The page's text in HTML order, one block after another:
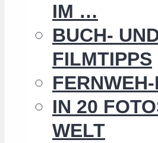
IM …
BUCH-
FILMTIPPS
IN 20
WELT